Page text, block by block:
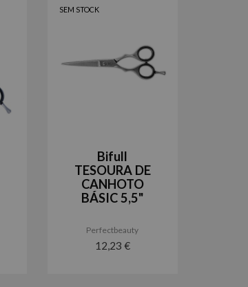
SEM STOCK
Bifull
TESOURA DE
CANHOTO
BÁSIC 5,5"
Perfectbeauty
12,23 €